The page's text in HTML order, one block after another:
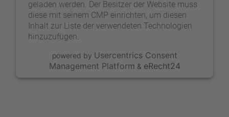
geladen werden. Der Besitzer der Website muss
diese mit seinem CMP einrichten, um diesen
Inhalt zur Liste der verwendeten Technologien
hinzuzufügen.
powered by Usercentrics Consent
Management Platform & eRecht24